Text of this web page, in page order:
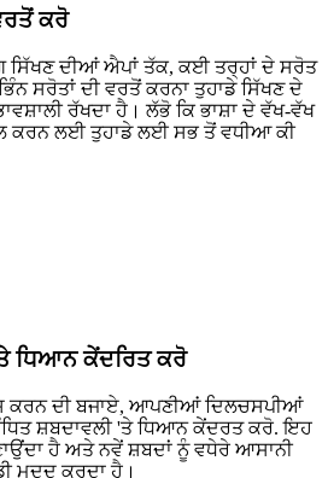
ਕਰੋ
ਸਿੱਖਣ ਦੀਆਂ ਐਪਾਂ ਤੱਕ, ਕਈ ਤਰ੍ਹਾਂ ਦੇ ਸਰੋਤ
ਸਰੋਤਾਂ ਦੀ ਵਰਤੋਂ ਕਰਨਾ ਤੁਹਾਡੇ ਸਿੱਖਣ ਦੇ
ਰੱਖਦਾ ਹੈ। ਲੱਭੋ ਕਿ ਭਾਸ਼ਾ ਦੇ ਵੱਖ-ਵੱਖ
ਕਰਨ ਲਈ ਤੁਹਾਡੇ ਲਈ ਸਭ ਤੋਂ ਵਧੀਆ ਕੀ
ਧਿਆਨ ਕੇਂਦਰਿਤ ਕਰੋ
ਕਰਨ ਦੀ ਬਜਾਏ, ਆਪਣੀਆਂ ਦਿਲਚਸਪੀਆਂ
ਸ਼ਬਦਾਵਲੀ 'ਤੇ ਧਿਆਨ ਕੇਂਦਰਤ ਕਰੋ. ਇਹ
ਹੈ ਅਤੇ ਨਵੇਂ ਸ਼ਬਦਾਂ ਨੂੰ ਵਧੇਰੇ ਆਸਾਨੀ
ਮਦਦ ਕਰਦਾ ਹੈ।